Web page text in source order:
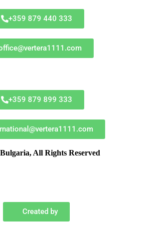
+359 879 440 333
+359 879 899 333
All Rights Reserved
Created by